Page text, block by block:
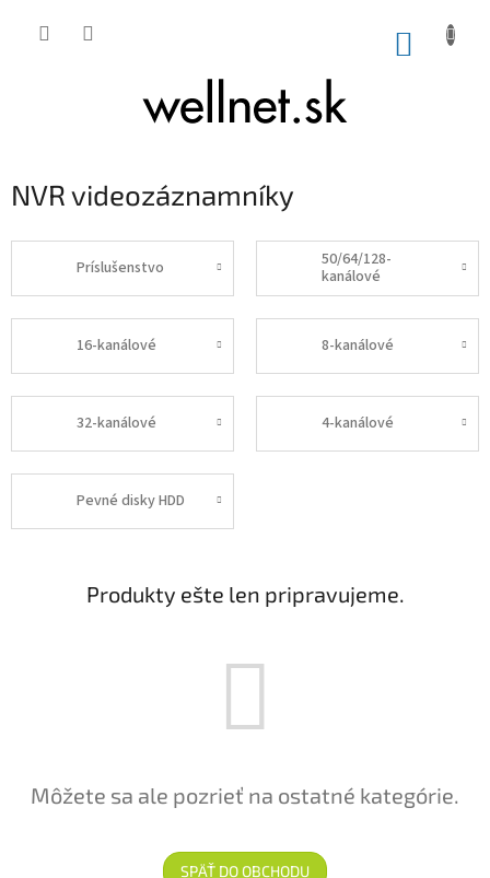
NVR videozáznamníky
Príslušenstvo
50/64/128-
kanálové
16-kanálové 8-kanálové
32-kanálové 4-kanálové
Pevné disky HDD
Produkty ešte len pripravujeme.
Môžete sa ale pozrieť na ostatné kategórie.
SPÄŤ DO OBCHODU